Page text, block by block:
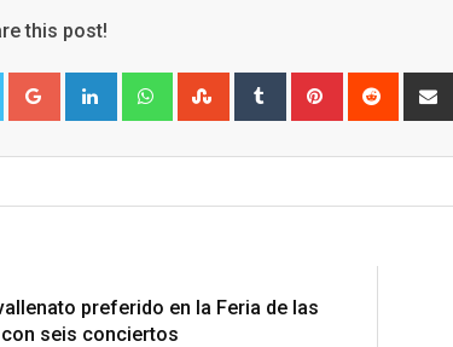
this post!
Google+ LinkedIn WhatsappStumbleUpon
Tumblr Pinterest Reddit
preferido en la Feria de las
seis conciertos